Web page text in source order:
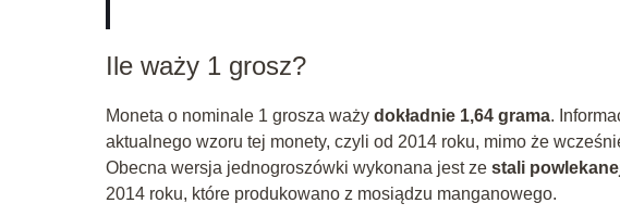
Ile waży 1 grosz?
Moneta o nominale 1 grosza waży dokładnie 1,64 grama.
aktualnego wzoru tej monety, czyli od 2014 roku, mimo że
Obecna wersja jednogroszówki wykonana jest ze stali
2014 roku, które produkowano z mosiądzu manganowego.